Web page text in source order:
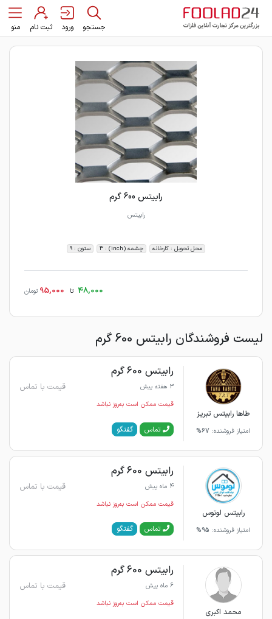
جستجو ورود ثبت نام منو
رابیتس 600 گرم
رابیتس
محل تحویل : کارخانه چشمه (inch) : 3 ستون : 9
48,000 تا 95,000 تومان
لیست فروشندگان رابیتس 600 گرم
طاها رابیتس تبریز
امتیاز فروشنده: 67%
رابیتس 600 گرم
3 هفته پیش قیمت با تماس
قیمت ممکن است به‌روز نباشد
تماس گفتگو
رابیتس لوتوس
امتیاز فروشنده: 95%
رابیتس 600 گرم
4 ماه پیش قیمت با تماس
قیمت ممکن است به‌روز نباشد
تماس گفتگو
محمد اکبری
رابیتس 600 گرم
6 ماه پیش قیمت با تماس
قیمت ممکن است به‌روز نباشد